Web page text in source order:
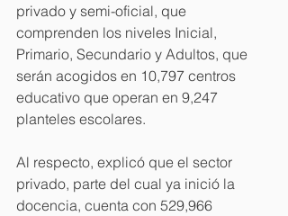
privado y semi-oficial, que
comprenden los niveles Inicial,
Primario, Secundario y Adultos, que
serán acogidos en 10,797 centros
educativo que operan en 9,247
planteles escolares.
Al respecto, explicó que el sector
privado, parte del cual ya inició la
docencia, cuenta con 529,966